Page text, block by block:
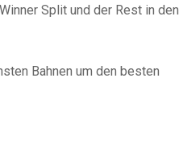
Split und der Rest in den
Bahnen um den besten